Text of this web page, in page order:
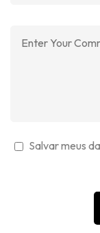
Salvar meus